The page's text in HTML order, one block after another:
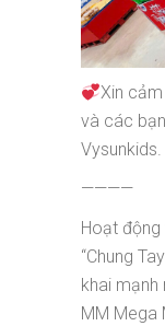
Xin
và các
Vysunkids.
————
Hoạt
“Chung
khai
MM Mega